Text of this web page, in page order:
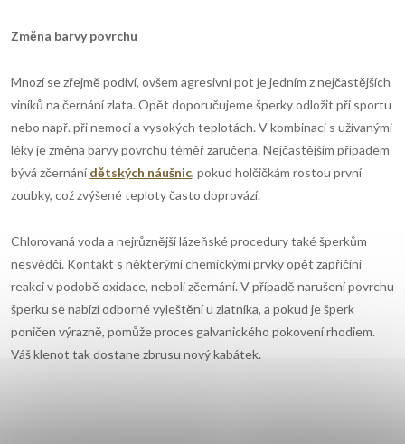
Změna barvy povrchu
Mnozí se zřejmě podiví, ovšem agresivní pot je jedním z nejčastějších
viníků na černání zlata. Opět doporučujeme šperky odložit při sportu
nebo např. při nemoci a vysokých teplotách. V kombinaci s užívanými
léky je změna barvy povrchu téměř zaručena. Nejčastějším případem
bývá zčernání dětských náušnic, pokud holčičkám rostou první
zoubky, což zvýšené teploty často doprovází.
Chlorovaná voda a nejrůznější lázeňské procedury také šperkům
nesvědčí. Kontakt s některými chemickými prvky opět zapříčiní
reakci v podobě oxidace, neboli zčernání. V případě narušení povrchu
šperku se nabízí odborné vyleštění u zlatníka, a pokud je šperk
poničen výrazně, pomůže proces galvanického pokovení rhodiem.
Váš klenot tak dostane zbrusu nový kabátek.